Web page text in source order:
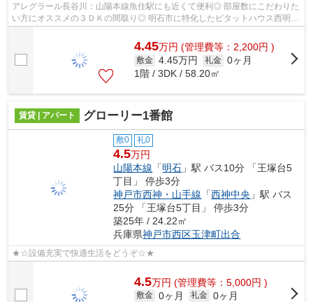
アレグラール長谷川：山陽本線魚住駅にも近くて便利◎ 部屋数にこだわりた
い方にオススメの３ＤＫの間取り◎ 明石市に特化したピタットハウス西明石
店（株）ＡＢＣが、お客様のご希望...
4.45万円 (管理費等：2,200円 )
敷金 4.45万円 礼金 0ヶ月
1階 / 3DK / 58.20㎡
賃貸 | アパート グローリー1番館
敷0 礼0
4.5万円
山陽本線 「明石 」駅 バス10分 「王塚台5
丁目」 停歩3分
神戸市西神・山手線 「西神中央 」駅 バス
25分 「王塚台5丁目」 停歩3分
築25年 / 24.22㎡
兵庫県神戸市西区玉津町出合
★☆設備充実で快適生活をどうぞ☆★
4.5万円 (管理費等：5,000円 )
敷金 0ヶ月 礼金 0ヶ月